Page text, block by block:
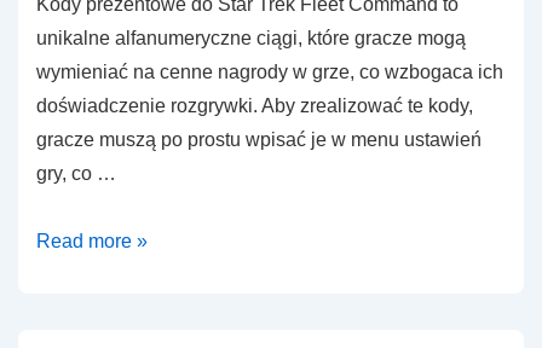
Kody prezentowe do Star Trek Fleet Command to
unikalne alfanumeryczne ciągi, które gracze mogą
wymieniać na cenne nagrody w grze, co wzbogaca ich
doświadczenie rozgrywki. Aby zrealizować te kody,
gracze muszą po prostu wpisać je w menu ustawień
gry, co …
Kody
Read more »